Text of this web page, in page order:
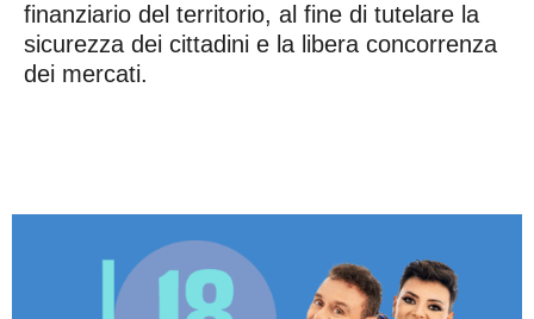
finanziario del territorio, al fine di tutelare la
sicurezza dei cittadini e la libera concorrenza
dei mercati.